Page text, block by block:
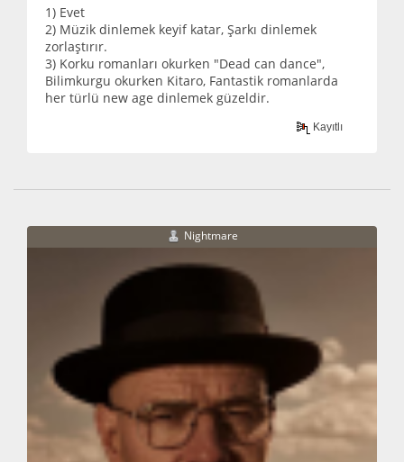
1) Evet
2) Müzik dinlemek keyif katar, Şarkı dinlemek
zorlaştırır.
3) Korku romanları okurken "Dead can dance",
Bilimkurgu okurken Kitaro, Fantastik romanlarda
her türlü new age dinlemek güzeldir.
Kayıtlı
Nightmare